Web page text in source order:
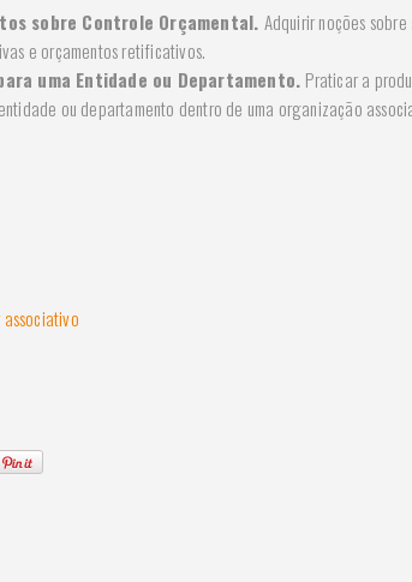
sobre Controle Orçamental. Adquirir noções
e orçamentos retificativos.
uma Entidade ou Departamento. Praticar a
ou departamento dentro de uma organização